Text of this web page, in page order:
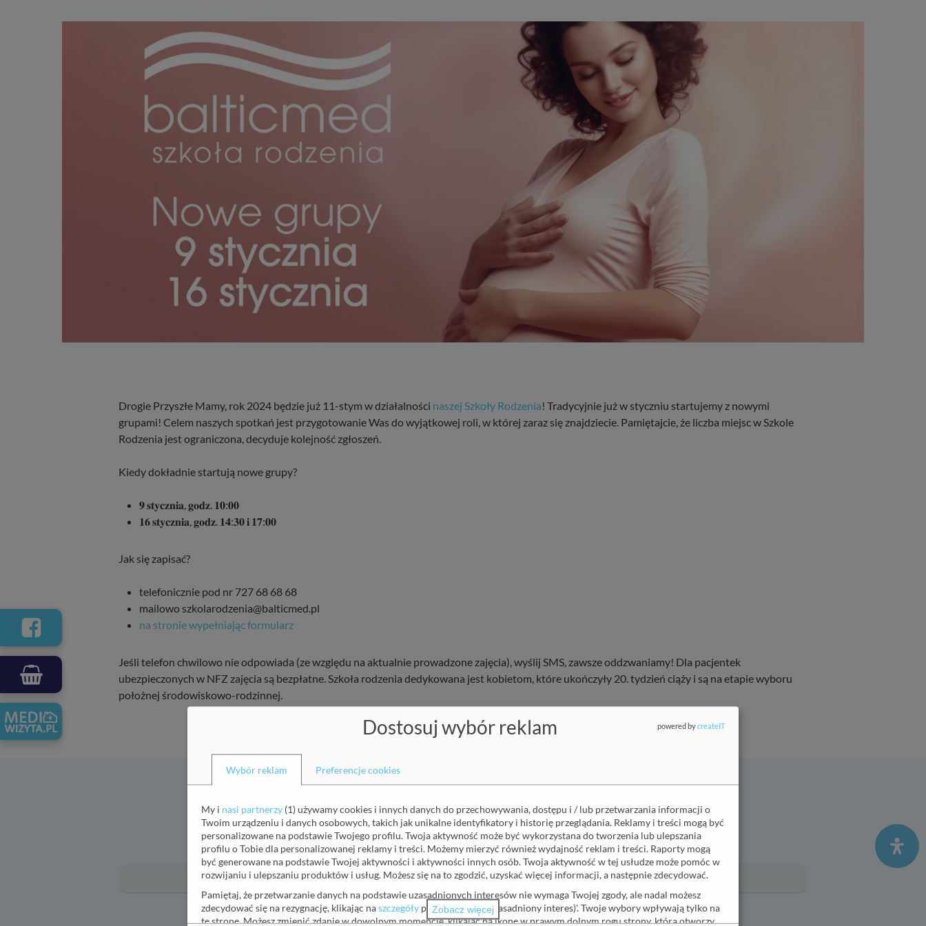
Drogie Przyszłe Mamy, rok 2024 będzie już 11-stym w działalności naszej Szkoły Rodzenia! Tradycyjnie już w styczniu startujemy z nowymi
grupami! Celem naszych spotkań jest przygotowanie Was do wyjątkowej roli, w której zaraz się znajdziecie. Pamiętajcie, że liczba miejsc w Szkole
Rodzenia jest ograniczona, decyduje kolejność zgłoszeń.
Kiedy dokładnie startują nowe grupy?
𝟗 𝐬𝐭𝐲𝐜𝐳𝐧𝐢𝐚, 𝐠𝐨𝐝𝐳. 𝟏𝟎:𝟎𝟎
𝟏𝟔 𝐬𝐭𝐲𝐜𝐳𝐧𝐢𝐚, 𝐠𝐨𝐝𝐳. 𝟏𝟒:𝟑𝟎 𝐢 𝟏𝟕:𝟎𝟎
Jak się zapisać?
telefonicznie pod nr 727 68 68 68
mailowo szkolarodzenia@balticmed.pl
na stronie wypełniając formularz
Jeśli telefon chwilowo nie odpowiada (ze względu na aktualnie prowadzone zajęcia), wyślij SMS, zawsze oddzwaniamy! Dla pacjentek
ubezpieczonych w NFZ zajęcia są bezpłatne. Szkoła rodzenia dedykowana jest kobietom, które ukończyły 20. tydzień ciąży i są na etapie wyboru
położnej środowiskowo-rodzinnej.
Zapisz się do naszego newslettera
Imię(wymagane) Nazwisko(wymagane) Email(wymagane)
Dostosuj wybór reklam
Wybór reklam Preferencje cookies
My i nasi partnerzy (1) używamy cookies i innych danych do przechowywania, dostępu i / lub przetwarzania informacji o
Twoim urządzeniu i danych osobowych, takich jak unikalne identyfikatory i historię przeglądania. Reklamy i treści mogą być
personalizowane na podstawie Twojego profilu. Twoja aktywność może być wykorzystana do tworzenia lub ulepszania
profilu o Tobie dla personalizowanej reklamy i treści. Możemy mierzyć również wydajność reklam i treści. Raporty mogą
być generowane na podstawie Twojej aktywności i aktywności innych osób. Twoja aktywność w tej usłudze może pomóc w
rozwijaniu i ulepszaniu produktów i usług. Możesz się na to zgodzić, uzyskać więcej informacji, a następnie zdecydować.
Pamiętaj, że przetwarzanie danych na podstawie uzasadnionych interesów nie wymaga Twojej zgody, ale nadal możesz
zdecydować się na rezygnację, klikając naszczegóły pod 'Partnerzy (uzasadniony interes)'. Twoje wybory wpływają tylko na
tę stronę. Możesz zmienić zdanie w dowolnym momencie, klikając na ikonę w prawym dolnym rogu strony, która otworzy
Zobacz więcej
powered bycreateIT